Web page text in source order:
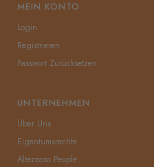
MEIN KONTO
Login
Registrieren
Passwort Zurücksetzen
UNTERNEHMEN
Über Uns
Eigentumsrechte
Altezzoso People